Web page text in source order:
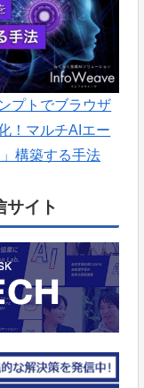
プトでブラウザ
！マルチAIエー
構築する手法
サイト